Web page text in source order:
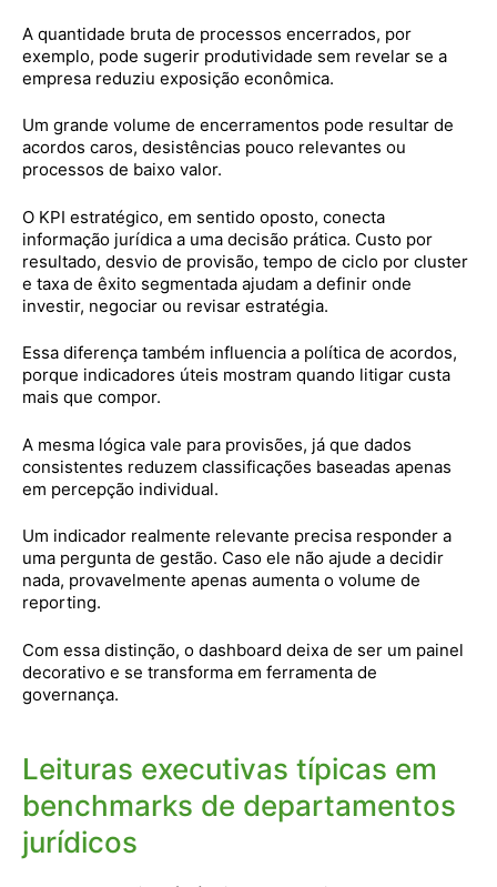
A quantidade bruta de processos encerrados, por
exemplo, pode sugerir produtividade sem revelar se a
empresa reduziu exposição econômica.
Um grande volume de encerramentos pode resultar de
acordos caros, desistências pouco relevantes ou
processos de baixo valor.
O KPI estratégico, em sentido oposto, conecta
informação jurídica a uma decisão prática. Custo por
resultado, desvio de provisão, tempo de ciclo por cluster
e taxa de êxito segmentada ajudam a definir onde
investir, negociar ou revisar estratégia.
Essa diferença também influencia a política de acordos,
porque indicadores úteis mostram quando litigar custa
mais que compor.
A mesma lógica vale para provisões, já que dados
consistentes reduzem classificações baseadas apenas
em percepção individual.
Um indicador realmente relevante precisa responder a
uma pergunta de gestão. Caso ele não ajude a decidir
nada, provavelmente apenas aumenta o volume de
reporting.
Com essa distinção, o dashboard deixa de ser um painel
decorativo e se transforma em ferramenta de
governança.
Leituras executivas típicas em
benchmarks de departamentos
jurídicos